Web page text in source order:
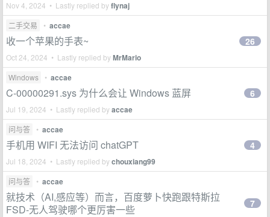
Nov 4, 2024 • Lastly replied byflynaj
二手交易 • accae
收一个苹果的手表~
Oct 24, 2024 • Lastly replied byMrMario
26
Windows • accae
C-00000291.sys 为什么会让 Windows 蓝屏
Jul 19, 2024 • Lastly replied byaccae
6
问与答 • accae
手机用 WIFI 无法访问 chatGPT
Jul 18, 2024 • Lastly replied bychouxiang99
4
问与答 • accae
就技术（AI,感应等）而言，百度萝卜快跑跟特斯拉
FSD-无人驾驶哪个更厉害一些
7